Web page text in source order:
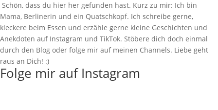
Schön, dass du hier her gefunden hast. Kurz zu mir: Ich bin
Mama, Berlinerin und ein Quatschkopf. Ich schreibe gerne,
kleckere beim Essen und erzähle gerne kleine Geschichten und
Anekdoten auf Instagram und TikTok. Stöbere dich doch einmal
durch den Blog oder folge mir auf meinen Channels. Liebe geht
raus an Dich! :)
Folge mir auf Instagram